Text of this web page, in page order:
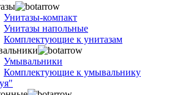
Унитазы-компакт
Унитазы напольные
Комплектующие к унитазам
Умывальники
Комплектующие к умывальнику